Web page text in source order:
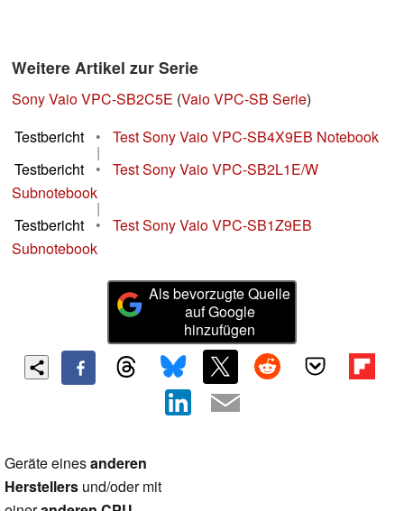
Weitere Artikel zur Serie
Sony Vaio VPC-SB2C5E (Vaio VPC-SB Serie)
Testbericht
• Test Sony Vaio VPC-SB4X9EB Notebook
|
Testbericht
•
Test Sony Vaio VPC-SB2L1E/W
Subnotebook
|
Testbericht
•
Test Sony Vaio VPC-SB1Z9EB
Subnotebook
Als bevorzugte Quelle
auf Google
hinzufügen
Geräte einesanderen
Herstellers und/oder mit